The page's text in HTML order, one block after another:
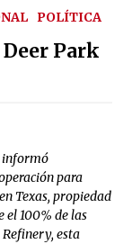
POLÍTICA
Park
informó
para
Texas, propiedad
el 100% de las
esta